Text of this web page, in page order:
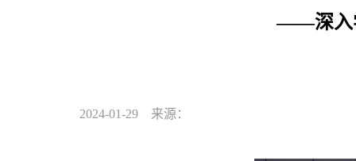
——深入
2024-01-29 来源：